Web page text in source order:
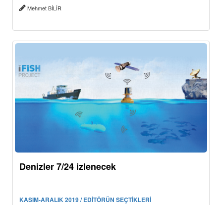
Mehmet BİLİR
Denizler 7/24 izlenecek
KASIM-ARALIK 2019 / EDİTÖRÜN SEÇTİKLERİ